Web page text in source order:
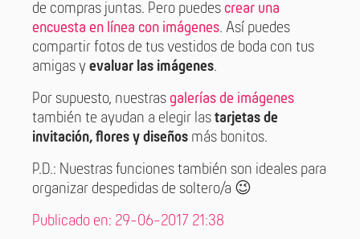
de compras juntas. Pero puedes crear una
encuesta en línea con imágenes. Así puedes
compartir fotos de tus vestidos de boda con tus
amigas y evaluar las imágenes.
Por supuesto, nuestras galerías de imágenes
también te ayudan a elegir las tarjetas de
invitación, flores y diseños más bonitos.
P.D.: Nuestras funciones también son ideales para
organizar despedidas de soltero/a 😉
Publicado en: 29-06-2017 21:38